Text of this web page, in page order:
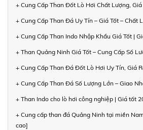
+ Cung Cấp Than Đốt Lò Hơi Chất Lượng,
+ Cung Cấp Than Đá Uy Tín – Giá Tốt – Chất
+ Cung Cấp Than Indo Nhập Khẩu Giá Tốt |
+ Than Quảng Ninh Giá Tốt – Cung Cấp Số
+ Cung Cấp Than Đá Đốt Lò Hơi Uy Tín, Giá
+ Cung Cấp Than Đá Số Lượng Lớn – Giao
+ Than Indo cho lò hơi công nghiệp | Giá tốt
+ Cung cấp than đá Quảng Ninh tại miền
cao]